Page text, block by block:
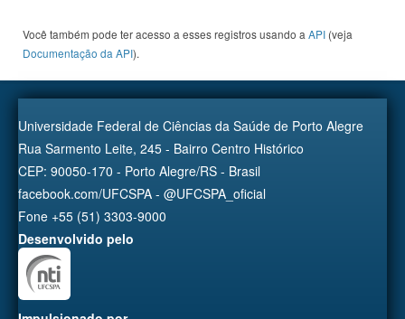
Você também pode ter acesso a esses registros usando a API (veja
Documentação da API).
Universidade Federal de Ciências da Saúde de Porto Alegre
Rua Sarmento Leite, 245 - Bairro Centro Histórico
CEP: 90050-170 - Porto Alegre/RS - Brasil
facebook.com/UFCSPA - @UFCSPA_oficial
Fone +55 (51) 3303-9000
Desenvolvido pelo